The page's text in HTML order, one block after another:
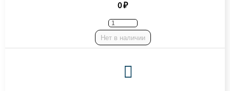
0 ₽
Нет в наличии